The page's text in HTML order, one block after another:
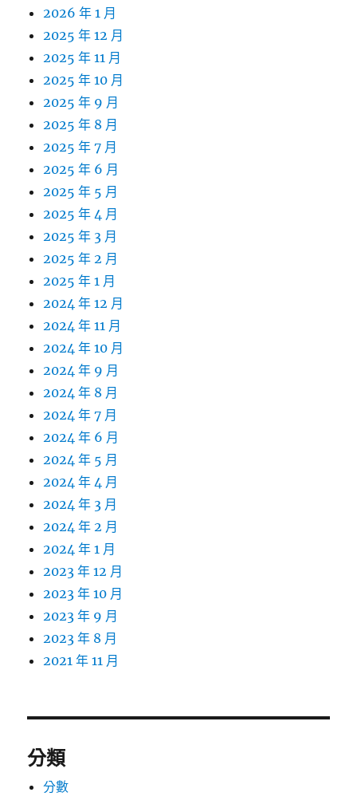
2026 年 1 月
2025 年 12 月
2025 年 11 月
2025 年 10 月
2025 年 9 月
2025 年 8 月
2025 年 7 月
2025 年 6 月
2025 年 5 月
2025 年 4 月
2025 年 3 月
2025 年 2 月
2025 年 1 月
2024 年 12 月
2024 年 11 月
2024 年 10 月
2024 年 9 月
2024 年 8 月
2024 年 7 月
2024 年 6 月
2024 年 5 月
2024 年 4 月
2024 年 3 月
2024 年 2 月
2024 年 1 月
2023 年 12 月
2023 年 10 月
2023 年 9 月
2023 年 8 月
2021 年 11 月
分類
分數